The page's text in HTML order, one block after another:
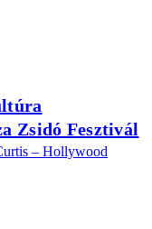
Zsidó Fesztivál
– Hollywood